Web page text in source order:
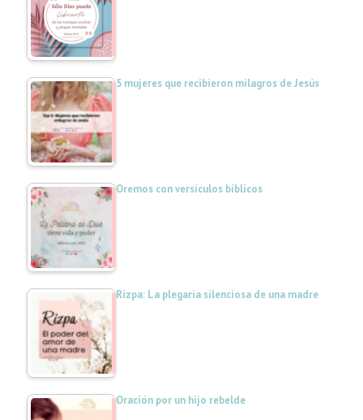
5 mujeres que recibieron milagros de Jesús
Oremos con versículos bíblicos
Rizpa: La plegaria silenciosa de una madre
Oración por un hijo rebelde